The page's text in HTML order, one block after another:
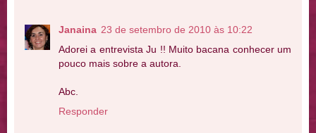
Janaina 23 de setembro de 2010 às 10:22
Adorei a entrevista Ju !! Muito bacana conhecer um
pouco mais sobre a autora.
Abc.
Responder